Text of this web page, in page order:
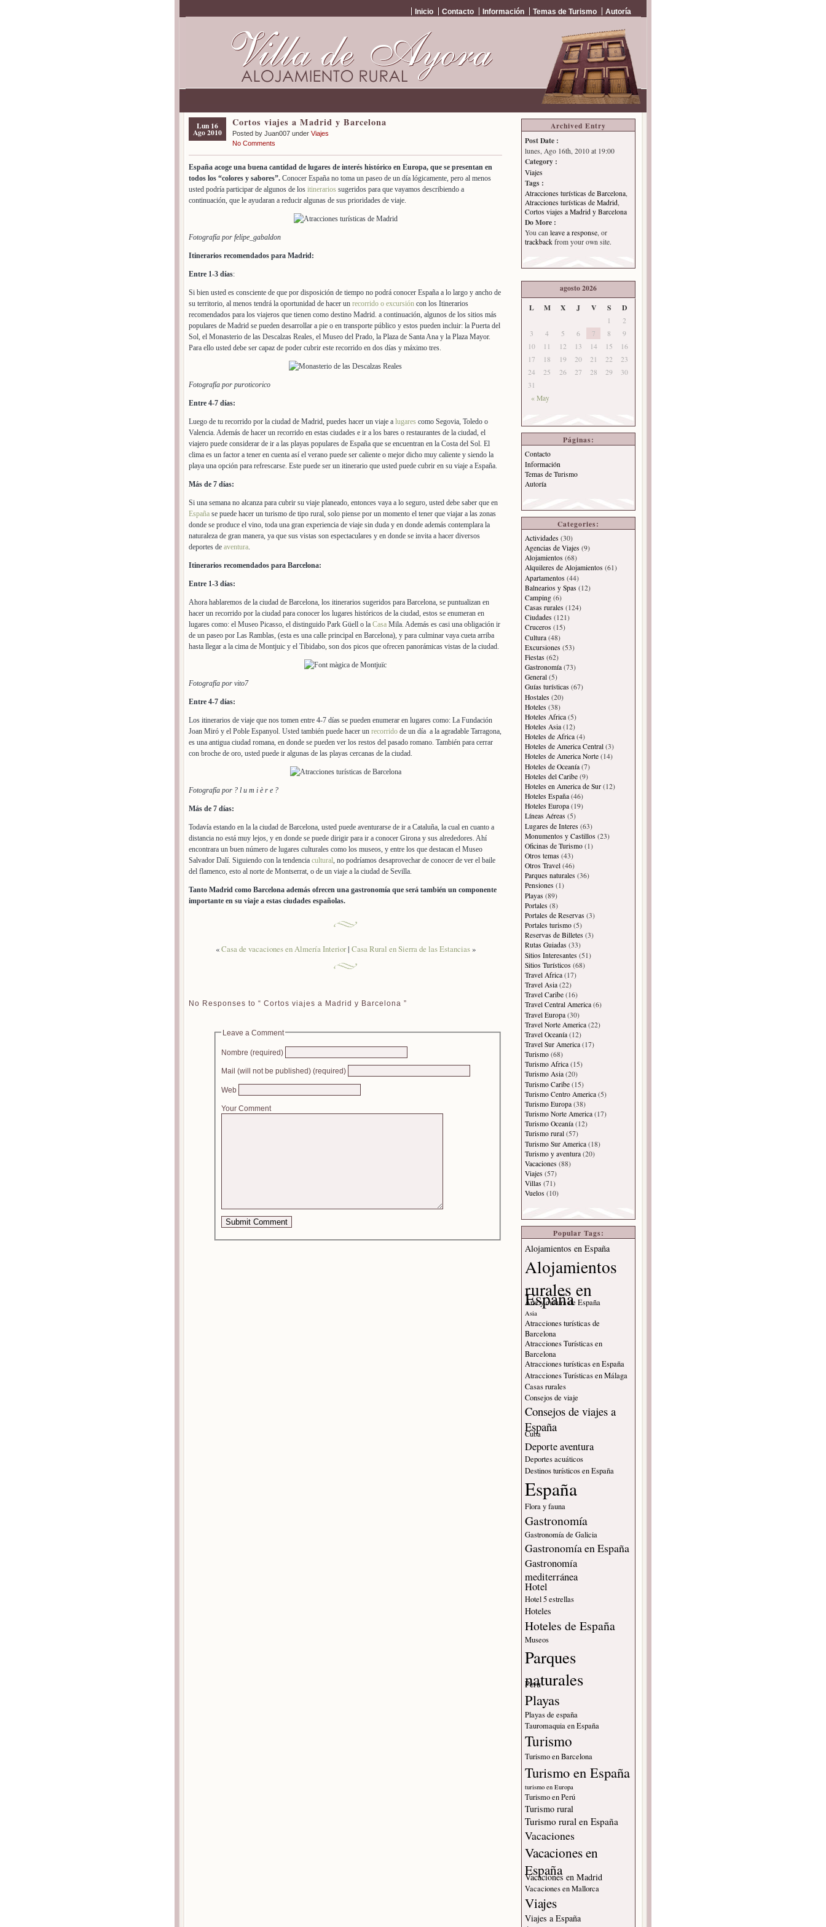
Inicio Contacto Información Temas de Turismo Autoría
Lun 16
Ago 2010
Cortos viajes a Madrid y Barcelona
Posted by Juan007 under Viajes
No Comments
España acoge una buena cantidad de lugares de interés histórico en Europa, que se presentan en
todos los “colores y sabores”. Conocer España no toma un paseo de un día lógicamente, pero al menos
usted podría participar de algunos de los itinerarios sugeridos para que vayamos describiendo a
continuación, que le ayudaran a reducir algunas de sus prioridades de viaje.
Fotografía por felipe_gabaldon
Itinerarios recomendados para Madrid:
Entre 1-3 días:
Si bien usted es consciente de que por disposición de tiempo no podrá conocer España a lo largo y ancho de
su territorio, al menos tendrá la oportunidad de hacer un recorrido o excursión con los Itinerarios
recomendados para los viajeros que tienen como destino Madrid. a continuación, algunos de los sitios más
populares de Madrid se pueden desarrollar a pie o en transporte público y estos pueden incluir: la Puerta del
Sol, el Monasterio de las Descalzas Reales, el Museo del Prado, la Plaza de Santa Ana y la Plaza Mayor.
Para ello usted debe ser capaz de poder cubrir este recorrido en dos días y máximo tres.
Fotografía por puroticorico
Entre 4-7 días:
Luego de tu recorrido por la ciudad de Madrid, puedes hacer un viaje a lugares como Segovia, Toledo o
Valencia. Además de hacer un recorrido en estas ciudades e ir a los bares o restaurantes de la ciudad, el
viajero puede considerar de ir a las playas populares de España que se encuentran en la Costa del Sol. El
clima es un factor a tener en cuenta así el verano puede ser caliente o mejor dicho muy caliente y siendo la
playa una opción para refrescarse. Este puede ser un itinerario que usted puede cubrir en su viaje a España.
Más de 7 días:
Si una semana no alcanza para cubrir su viaje planeado, entonces vaya a lo seguro, usted debe saber que en
España se puede hacer un turismo de tipo rural, solo piense por un momento el tener que viajar a las zonas
donde se produce el vino, toda una gran experiencia de viaje sin duda y en donde además contemplara la
naturaleza de gran manera, ya que sus vistas son espectaculares y en donde se invita a hacer diversos
deportes de aventura.
Itinerarios recomendados para Barcelona:
Entre 1-3 días:
Ahora hablaremos de la ciudad de Barcelona, los itinerarios sugeridos para Barcelona, se puntualizan en
hacer un recorrido por la ciudad para conocer los lugares históricos de la ciudad, estos se enumeran en
lugares como: el Museo Picasso, el distinguido Park Güell o la Casa Mila. Además es casi una obligación ir
de un paseo por Las Ramblas, (esta es una calle principal en Barcelona), y para culminar vaya cueta arriba
hasta llegar a la cima de Montjuic y el Tibidabo, son dos picos que ofrecen panorámicas vistas de la ciudad.
Fotografía por vito7
Entre 4-7 días:
Los itinerarios de viaje que nos tomen entre 4-7 días se pueden enumerar en lugares como: La Fundación
Joan Miró y el Poble Espanyol. Usted también puede hacer un recorrido de un día a la agradable Tarragona,
es una antigua ciudad romana, en donde se pueden ver los restos del pasado romano. También para cerrar
con broche de oro, usted puede ir algunas de las playas cercanas de la ciudad.
Fotografía por ? l u m i è r e ?
Más de 7 días:
Todavía estando en la la ciudad de Barcelona, usted puede aventurarse de ir a Cataluña, la cual en cuanto a
distancia no está muy lejos, y en donde se puede dirigir para ir a conocer Girona y sus alrededores. Ahí
encontrara un buen número de lugares culturales como los museos, y entre los que destacan el Museo
Salvador Dalí. Siguiendo con la tendencia cultural, no podríamos desaprovechar de conocer de ver el baile
del flamenco, esto al norte de Montserrat, o de un viaje a la ciudad de Sevilla.
Tanto Madrid como Barcelona además ofrecen una gastronomía que será también un componente
importante en su viaje a estas ciudades españolas.
«Casa de vacaciones en Almería Interior| Casa Rural en Sierra de las Estancias»
No Responses to “ Cortos viajes a Madrid y Barcelona ”
Leave a Comment
Nombre (required)
Mail (will not be published) (required)
Web
Your Comment
Archived Entry
Post Date :
lunes, Ago 16th, 2010 at 19:00
Category :
Viajes
Tags :
Atracciones turísticas de Barcelona
Atracciones turísticas de Madrid
Cortos viajes a Madrid y Barcelona
Do More :
You can leave a response, or
trackback from your own site.
agosto 2026
L
M X J V S D
« May
1
2
3
4 5 6 7 8
9
10
11 12 13 14 15
16
17
18 19 20 21 22
23
24
25 26 27 28 29
30
31
Páginas:
Contacto
Información
Temas de Turismo
Autoría
Categories:
Actividades (30)
Agencias de Viajes (9)
Alojamientos (68)
Alquileres de Alojamientos (61)
Apartamentos (44)
Balnearios y Spas (12)
Camping (6)
Casas rurales (124)
Ciudades (121)
Cruceros (15)
Cultura (48)
Excursiones (53)
Fiestas (62)
Gastronomía (73)
General (5)
Guías turísticas (67)
Hostales (20)
Hoteles (38)
Hoteles Africa (5)
Hoteles Asia (12)
Hoteles de Africa (4)
Hoteles de America Central (3)
Hoteles de America Norte (14)
Hoteles de Oceanía (7)
Hoteles del Caribe (9)
Hoteles en America de Sur (12)
Hoteles España (46)
Hoteles Europa (19)
Líneas Aéreas (5)
Lugares de Interes (63)
Monumentos y Castillos (23)
Oficinas de Turismo (1)
Otros temas (43)
Otros Travel (46)
Parques naturales (36)
Pensiones (1)
Playas (89)
Portales (8)
Portales de Reservas (3)
Portales turismo (5)
Reservas de Billetes (3)
Rutas Guiadas (33)
Sitios Interesantes (51)
Sitios Turísticos (68)
Travel Africa (17)
Travel Asia (22)
Travel Caribe (16)
Travel Central America (6)
Travel Europa (30)
Travel Norte America (22)
Travel Oceanía (12)
Travel Sur America (17)
Turismo (68)
Turismo Africa (15)
Turismo Asia (20)
Turismo Caribe (15)
Turismo Centro America (5)
Turismo Europa (38)
Turismo Norte America (17)
Turismo Oceanía (12)
Turismo rural (57)
Turismo Sur America (18)
Turismo y aventura (20)
Vacaciones (88)
Viajes (57)
Villas (71)
Vuelos (10)
Popular Tags:
Alojamientos en España
Alojamientos
rurales en
España
Arte y cultura de España
Asia
Atracciones turísticas de
Barcelona
Atracciones Turísticas en
Barcelona
Atracciones turísticas en España
Atracciones Turísticas en Málaga
Casas rurales
Consejos de viaje
Consejos de viajes a
España
Cuba
Deporte aventura
Deportes acuáticos
Destinos turísticos en España
España
Flora y fauna
Gastronomía
Gastronomía de Galicia
Gastronomía en España
Gastronomía
mediterránea
Hotel
Hotel 5 estrellas
Hoteles
Hoteles de España
Museos
Parques
naturales
Peru
Playas
Playas de españa
Tauromaquia en España
Turismo
Turismo en Barcelona
Turismo en España
turismo en Europa
Turismo en Perú
Turismo rural
Turismo rural en España
Vacaciones
Vacaciones en
España
Vacaciones en Madrid
Vacaciones en Mallorca
Viajes
Viajes a España